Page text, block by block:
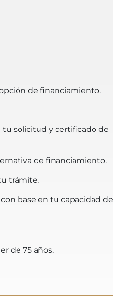
de financiamiento.
tu solicitud y certificado de
de financiamiento.
trámite.
base en tu capacidad de
de 75 años.